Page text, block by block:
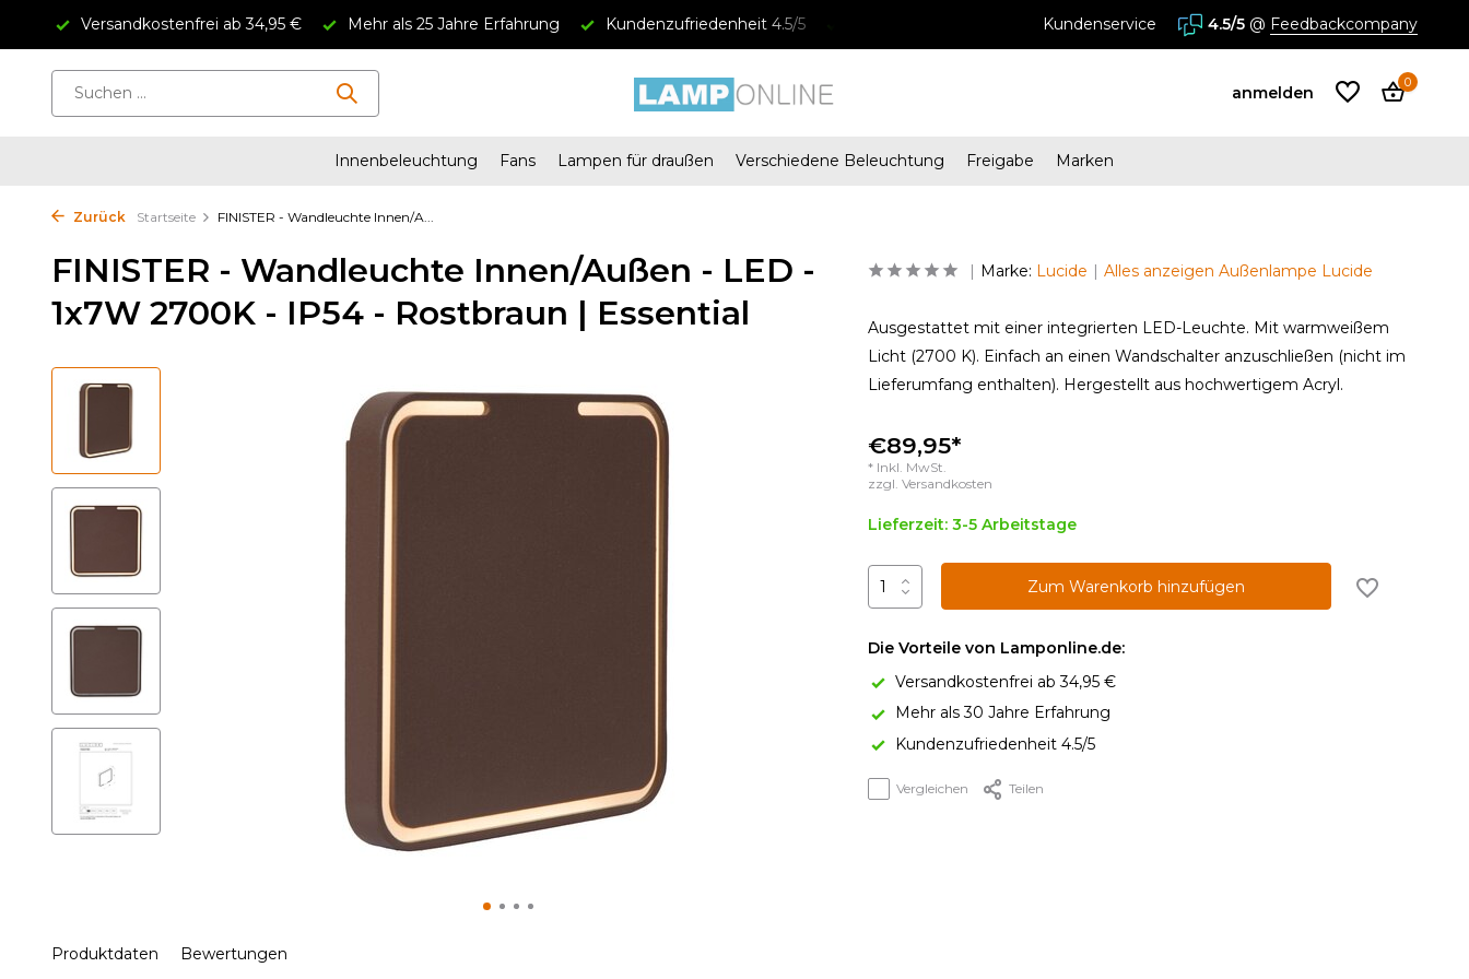
Versandkostenfrei ab 34,95 € Mehr als 25 Jahre Erfahrung Kundenzufriedenheit 4.5/5 Versandkostenfrei ab 34,95 € Mehr als 25 Jahre Erfahrung
Kundenservice 4.5/5 @ Feedbackcompany
anmelden
Benutzerkonto
0
Innenbeleuchtung Fans Lampen für draußen Verschiedene Beleuchtung Freigabe Marken
Zurück Startseite FINISTER - Wandleuchte Innen/A...
FINISTER - Wandleuchte Innen/Außen - LED -
1x7W 2700K - IP54 - Rostbraun | Essential
Produktdaten Bewertungen
Marke: Lucide Alles anzeigen Außenlampe Lucide
Ausgestattet mit einer integrierten LED-Leuchte. Mit warmweißem
Licht (2700 K). Einfach an einen Wandschalter anzuschließen (nicht im
Lieferumfang enthalten). Hergestellt aus hochwertigem Acryl.
€89,95*
* Inkl. MwSt.
zzgl. Versandkosten
Lieferzeit: 3-5 Arbeitstage
Zum Warenkorb hinzufügen
Die Vorteile von Lamponline.de:
Versandkostenfrei ab 34,95 €
Mehr als 30 Jahre Erfahrung
Kundenzufriedenheit 4.5/5
Vergleichen Teilen